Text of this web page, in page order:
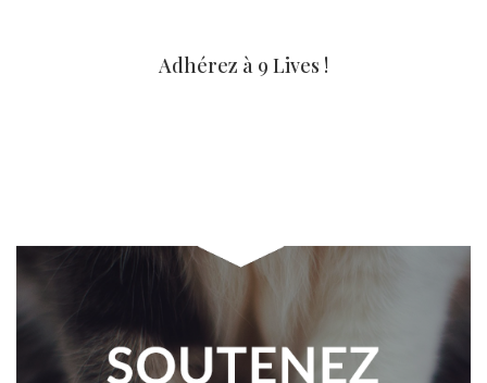
Adhérez à 9 Lives !